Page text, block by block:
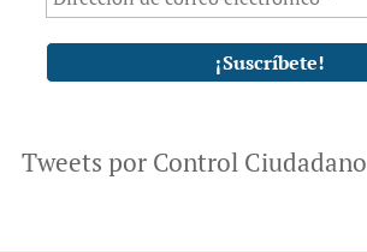
Tweets por Control Ciudadano